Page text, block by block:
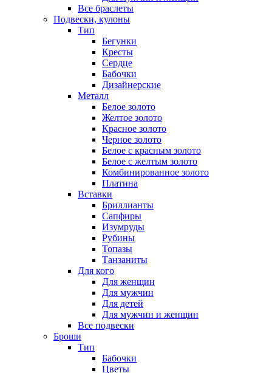
Все браслеты
Подвески, кулоны
Тип
Бегунки
Кресты
Сердце
Бабочки
Дизайнерские
Металл
Белое золото
Желтое золото
Красное золото
Черное золото
Белое с красным золото
Белое с желтым золото
Комбинированное золото
Платина
Вставки
Бриллианты
Сапфиры
Изумруды
Рубины
Топазы
Танзаниты
Для кого
Для женщин
Для мужчин
Для детей
Для мужчин и женщин
Все подвески
Броши
Тип
Бабочки
Цветы